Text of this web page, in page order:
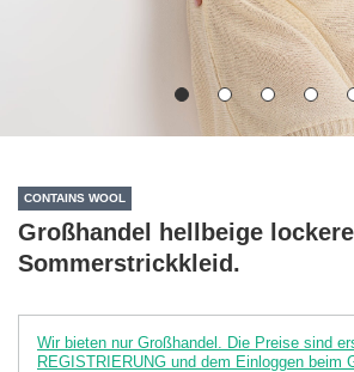
CONTAINS WOOL
Großhandel hellbeige
Sommerstrickkleid.
Wir bieten nur Großhandel. Die Preise sind
REGISTRIERUNG und dem Einloggen beim